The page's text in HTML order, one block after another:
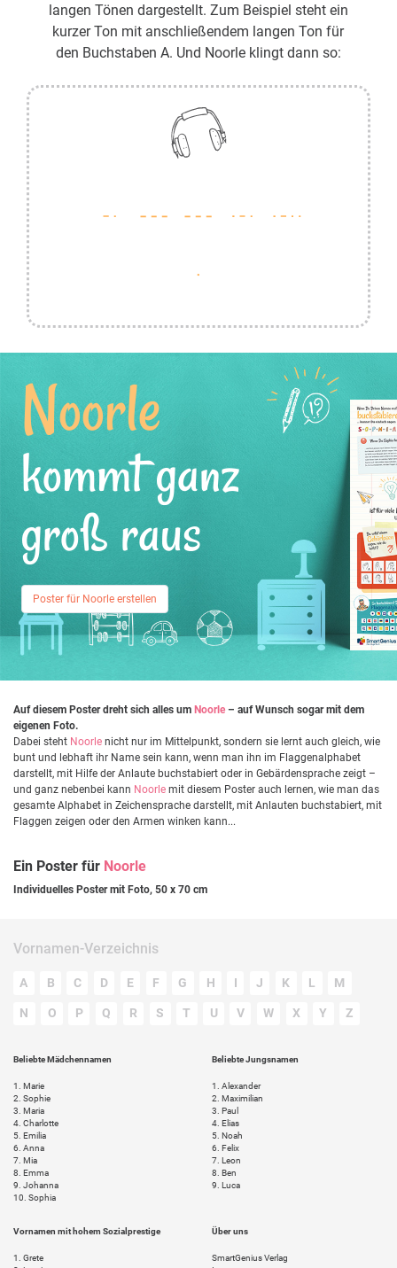
langen Tönen dargestellt. Zum Beispiel steht ein
kurzer Ton mit anschließendem langen Ton für
den Buchstaben A. Und Noorle klingt dann so:
Noorle
kommt ganz
groß raus
Poster für Noorle erstellen
Auf diesem Poster dreht sich alles um Noorle– auf Wunsch sogar mit dem
eigenen Foto.
Dabei steht Noorle nicht nur im Mittelpunkt, sondern sie lernt auch gleich, wie
bunt und lebhaft ihr Name sein kann, wenn man ihn im Flaggenalphabet
darstellt, mit Hilfe der Anlaute buchstabiert oder in Gebärdensprache zeigt –
und ganz nebenbei kann Noorle mit diesem Poster auch lernen, wie man das
gesamte Alphabet in Zeichensprache darstellt, mit Anlauten buchstabiert, mit
Flaggen zeigen oder den Armen winken kann...
Ein Poster für Noorle
Individuelles Poster mit Foto, 50 x 70 cm
Vornamen-Verzeichnis
A B C D E F G H I J K L M
N O P Q R S T U V W X Y Z
Beliebte Mädchennamen
1.
Marie
2. Sophie
3. Maria
4. Charlotte
5. Emilia
6. Anna
7. Mia
8. Emma
9. Johanna
10. Sophia
Beliebte Jungsnamen
1.
Alexander
2. Maximilian
3. Paul
4. Elias
5. Noah
6. Felix
7. Leon
8. Ben
9. Luca
Vornamen mit hohem Sozialprestige
1.
Grete
Über uns
SmartGenius Verlag